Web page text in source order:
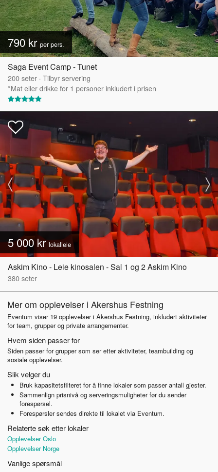
790 kr per pers.
Saga Event Camp - Tunet
200seter · Tilbyr servering
*Mat eller drikke for 1 personer inkludert i prisen
5 000 krlokalleie
Askim Kino - Leie kinosalen - Sal 1 og 2 Askim Kino
380seter
Mer om opplevelser i Akershus Festning
Eventum viser 19 opplevelser i Akershus Festning, inkludert aktiviteter
for team, grupper og private arrangementer.
Hvem siden passer for
Siden passer for grupper som ser etter aktiviteter, teambuilding og
sosiale opplevelser.
Slik velger du
Bruk kapasitetsfilteret for å finne lokaler som passer antall gjester.
Sammenlign prisnivå og serveringsmuligheter før du sender
forespørsel.
Forespørsler sendes direkte til lokalet via Eventum.
Relaterte søk etter lokaler
Opplevelser Oslo
Opplevelser Norge
Vanlige spørsmål